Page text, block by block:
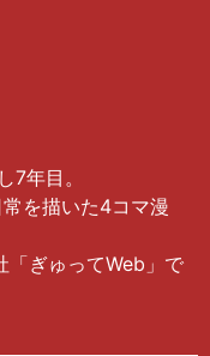
7年目。
を描いた4コマ漫
「ぎゅってWeb」で